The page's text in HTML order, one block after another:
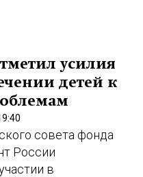
усилия
детей к
совета фонда
России
в